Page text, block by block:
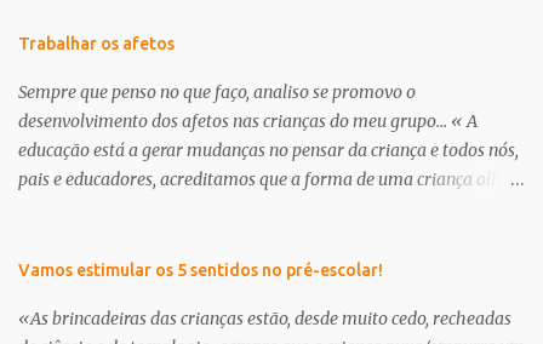
Trabalhar os afetos
Sempre que penso no que faço, analiso se promovo o
desenvolvimento dos afetos nas crianças do meu grupo... « A
educação está a gerar mudanças no pensar da criança e todos nós,
pais e educadores, acreditamos que a forma de uma criança olhar
“nova” infância. Uma infância que tem de respeitar os seus
através da brincadeira, desenvolver os seus afetos tanto com as
Vamos estimular os 5 sentidos no pré-escolar!
«As brincadeiras das crianças estão, desde muito cedo, recheadas